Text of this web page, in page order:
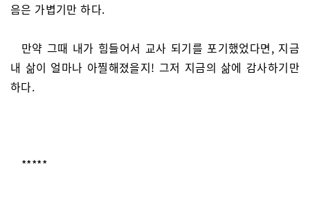
음은 가볍기만 하다.
만약 그때 내가 힘들어서 교사 되기를 포기했었다면, 지금
내 삶이 얼마나 아찔해졌을지! 그저 지금의 삶에 감사하기만
하다.
*****